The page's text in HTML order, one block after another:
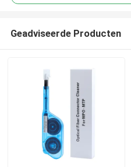
Geadviseerde Producten